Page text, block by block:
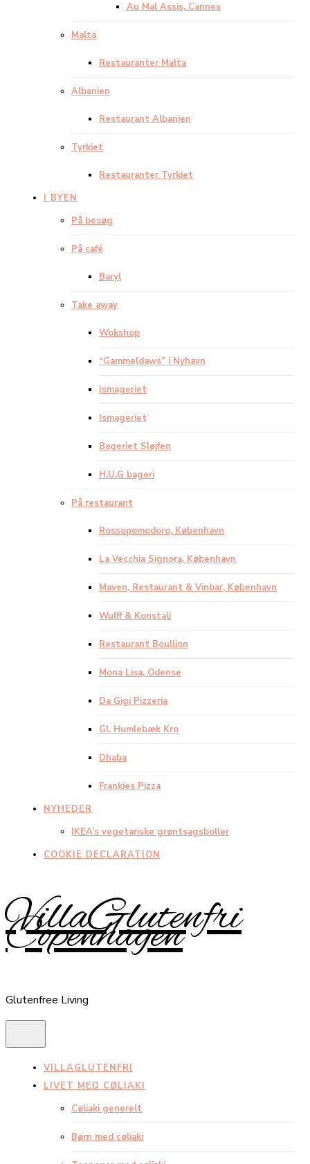
Au Mal Assis, Cannes
Malta
Restauranter Malta
Albanien
Restaurant Albanien
Tyrkiet
Restauranter Tyrkiet
I BYEN
På besøg
På café
Baryl
Take away
Wokshop
“Gammeldaws” i Nyhavn
Ismageriet
Ismageriet
Bageriet Sløjfen
H.U.G bageri
På restaurant
Rossopomodoro, København
La Vecchia Signora, København
Maven, Restaurant & Vinbar, København
Wulff & Konstali
Restaurant Boullion
Mona Lisa, Odense
Da Gigi Pizzeria
Gl. Humlebæk Kro
Dhaba
Frankies Pizza
NYHEDER
IKEA’s vegetariske grøntsagsboller
COOKIE DECLARATION
VillaGlutenfri
Copenhagen
Glutenfree Living
VILLAGLUTENFRI
LIVET MED CØLIAKI
Cøliaki generelt
Børn med cøliaki